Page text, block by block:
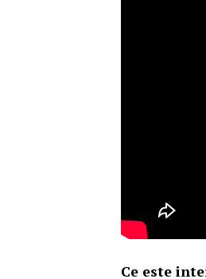
Ce este